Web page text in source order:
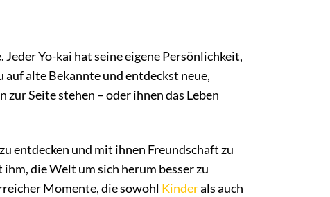
Yo-kai hat seine eigene Persönlichkeit,
alte Bekannte und entdeckst neue,
Seite stehen – oder ihnen das Leben
entdecken und mit ihnen Freundschaft zu
die Welt um sich herum besser zu
Momente, die sowohl Kinderals auch